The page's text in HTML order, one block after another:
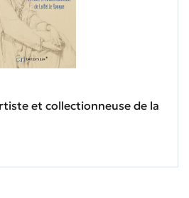
et collectionneuse de la